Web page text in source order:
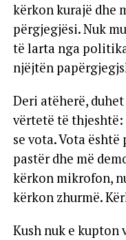
kërkon kurajë dhe
përgjegjësi. Nuk
të larta nga
njëjtën
Deri atëherë,
vërtetë të
se vota. Vota është
pastër dhe më
kërkon mikrofon,
kërkon zhurmë.
Kush nuk e kupton